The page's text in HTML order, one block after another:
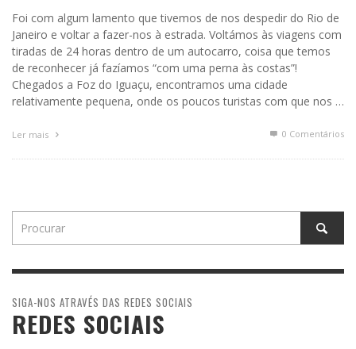
Foi com algum lamento que tivemos de nos despedir do Rio de
Janeiro e voltar a fazer-nos à estrada. Voltámos às viagens com
tiradas de 24 horas dentro de um autocarro, coisa que temos
de reconhecer já fazíamos “com uma perna às costas”!
Chegados a Foz do Iguaçu, encontramos uma cidade
relativamente pequena, onde os poucos turistas com que nos …
Ler mais 0 Comentários
SIGA-NOS ATRAVÉS DAS REDES SOCIAIS
REDES SOCIAIS